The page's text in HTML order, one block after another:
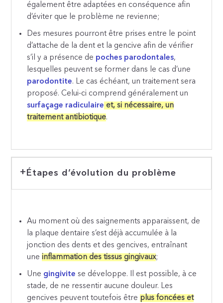
également être adaptées en conséquence afin
d’éviter que le problème ne revienne;
Des mesures pourront être prises entre le point
d’attache de la dent et la gencive afin de vérifier
s’il y a présence de poches parodontales,
lesquelles peuvent se former dans le cas d’une
parodontite. Le cas échéant, un traitement sera
proposé. Celui-ci comprend généralement un
surfaçage radiculaire et, si nécessaire, un
traitement antibiotique.
Étapes d’évolution du problème
Au moment où des saignements apparaissent, de
la plaque dentaire s’est déjà accumulée à la
jonction des dents et des gencives, entraînant
uneinflammation des tissus gingivaux;
Une gingivite se développe. Il est possible, à ce
stade, de ne ressentir aucune douleur. Les
gencives peuvent toutefois être plus foncées et